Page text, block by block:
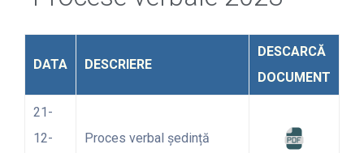
publice
Transparență
Integritate
DATA DESCRIERE
DESCARCĂ
DOCUMENT
21-
12-
Proces verbal ședință